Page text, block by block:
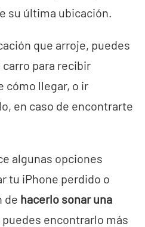
su última ubicación.
que arroje, puedes
para recibir
cómo llegar, o ir
en caso de encontrarte
algunas opciones
tu iPhone perdido o
de hacerlo sonar una
puedes encontrarlo más